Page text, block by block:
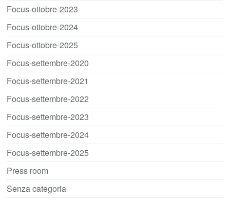
Focus-ottobre-2023
Focus-ottobre-2024
Focus-ottobre-2025
Focus-settembre-2020
Focus-settembre-2021
Focus-settembre-2022
Focus-settembre-2023
Focus-settembre-2024
Focus-settembre-2025
Press room
Senza categoria